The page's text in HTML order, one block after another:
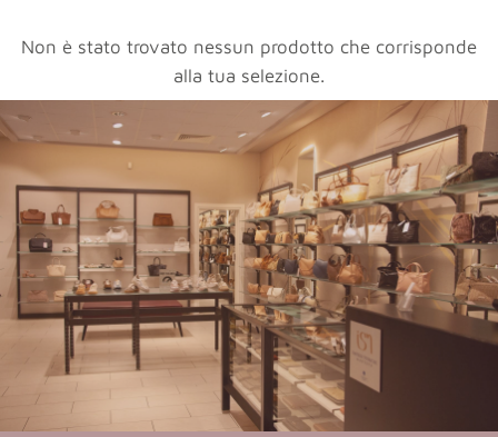
Non è stato trovato nessun prodotto che corrisponde
alla tua selezione.